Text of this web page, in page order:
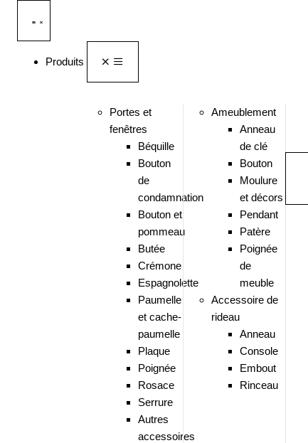
Produits
Portes et
fenêtres
Béquille
Bouton
de
condamnation
Bouton et
pommeau
Butée
Crémone
Espagnolette
Paumelle
et cache-
paumelle
Plaque
Poignée
Rosace
Serrure
Autres
accessoires
Ameublement
Anneau
de clé
Bouton
Moulure
et décors
Pendant
Patère
Poignée
de
meuble
Accessoire de
rideau
Anneau
Console
Embout
Rinceau